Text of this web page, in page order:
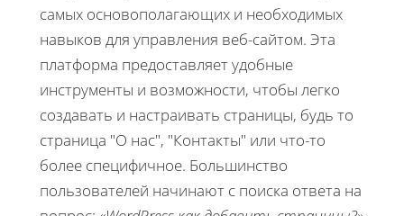
самых основополагающих и необходимых
навыков для управления веб-сайтом. Эта
платформа предоставляет удобные
инструменты и возможности, чтобы легко
создавать и настраивать страницы, будь то
страница "О нас", "Контакты" или что-то
более специфичное. Большинство
пользователей начинают с поиска ответа на